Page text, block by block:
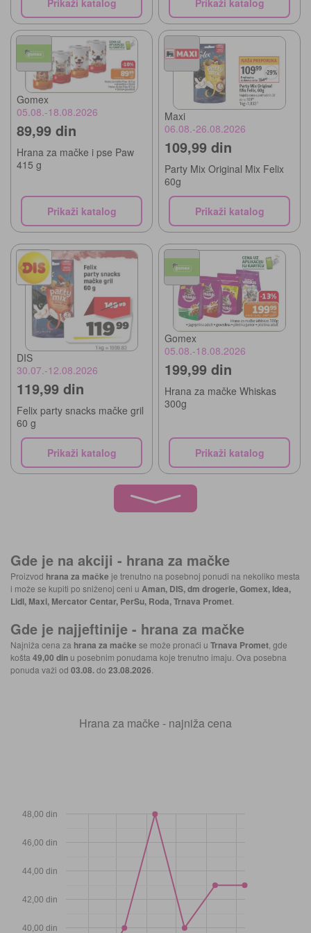
Prikaži katalog Prikaži katalog
Gomex
05.08.-18.08.2026
89,99 din
Hrana za mačke i pse Paw
415 g
Prikaži katalog
Maxi
06.08.-26.08.2026
109,99 din
Party Mix Original Mix Felix
60g
Prikaži katalog
DIS
30.07.-12.08.2026
119,99 din
Felix party snacks mačke gril
60 g
Prikaži katalog
Gomex
05.08.-18.08.2026
199,99 din
Hrana za mačke Whiskas
300g
Prikaži katalog
Gde je na akciji - hrana za mačke
Proizvod hrana za mačke je trenutno na posebnoj ponudi na nekoliko mesta
i može se kupiti po sniženoj ceni u Aman, DIS, dm drogerie, Gomex, Idea,
Lidl, Maxi, Mercator Centar, PerSu, Roda, Trnava Promet
Gde je najjeftinije - hrana za mačke
Najniža cena za hrana za mačke se može pronaći u Trnava Promet , gde
košta 49,00 din u posebnim ponudama koje trenutno imaju. Ova posebna
ponuda važi od 03.08.do 23.08.2026
Hrana za mačke - najniža cena
40,00 din
42,00 din
44,00 din
46,00 din
48,00 din